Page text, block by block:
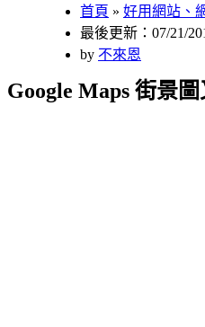
首頁 » 好用網站、
最後更新：07/21/
by 不來恩
Google Maps 街景